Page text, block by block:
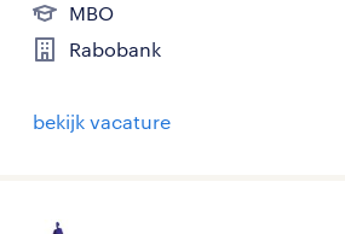
MBO
Rabobank
bekijk vacature